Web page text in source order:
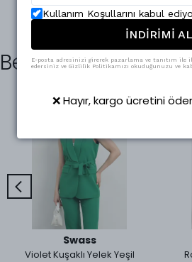
Benzer Ürünler
Swass
Violet Kuşaklı Yelek Yeşil
Kullanım Koşullarını kabul
İNDİRİMİ AL
E-posta adresinizi girerek pazarlama ve tanıtım ile
edersiniz ve Gizlilik Politikamızı okuduğunuzu ve
❌ Hayır, kargo ücretini